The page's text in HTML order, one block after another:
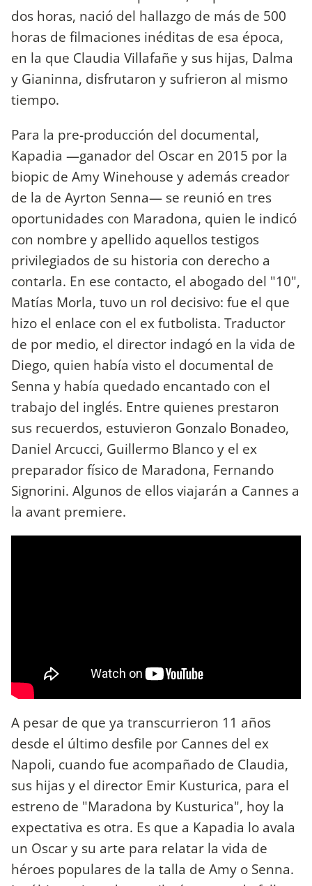
dos horas, nació del hallazgo de más de 500
horas de filmaciones inéditas de esa época,
en la que Claudia Villafañe y sus hijas, Dalma
y Gianinna, disfrutaron y sufrieron al mismo
tiempo.
Para la pre-producción del documental,
Kapadia —ganador del Oscar en 2015 por la
biopic de Amy Winehouse y además creador
de la de Ayrton Senna— se reunió en tres
oportunidades con Maradona, quien le indicó
con nombre y apellido aquellos testigos
privilegiados de su historia con derecho a
contarla. En ese contacto, el abogado del "10",
Matías Morla, tuvo un rol decisivo: fue el que
hizo el enlace con el ex futbolista. Traductor
de por medio, el director indagó en la vida de
Diego, quien había visto el documental de
Senna y había quedado encantado con el
trabajo del inglés. Entre quienes prestaron
sus recuerdos, estuvieron Gonzalo Bonadeo,
Daniel Arcucci, Guillermo Blanco y el ex
preparador físico de Maradona, Fernando
Signorini. Algunos de ellos viajarán a Cannes a
la avant premiere.
A pesar de que ya transcurrieron 11 años
desde el último desfile por Cannes del ex
Napoli, cuando fue acompañado de Claudia,
sus hijas y el director Emir Kusturica, para el
estreno de "Maradona by Kusturica", hoy la
expectativa es otra. Es que a Kapadia lo avala
un Oscar y su arte para relatar la vida de
héroes populares de la talla de Amy o Senna.